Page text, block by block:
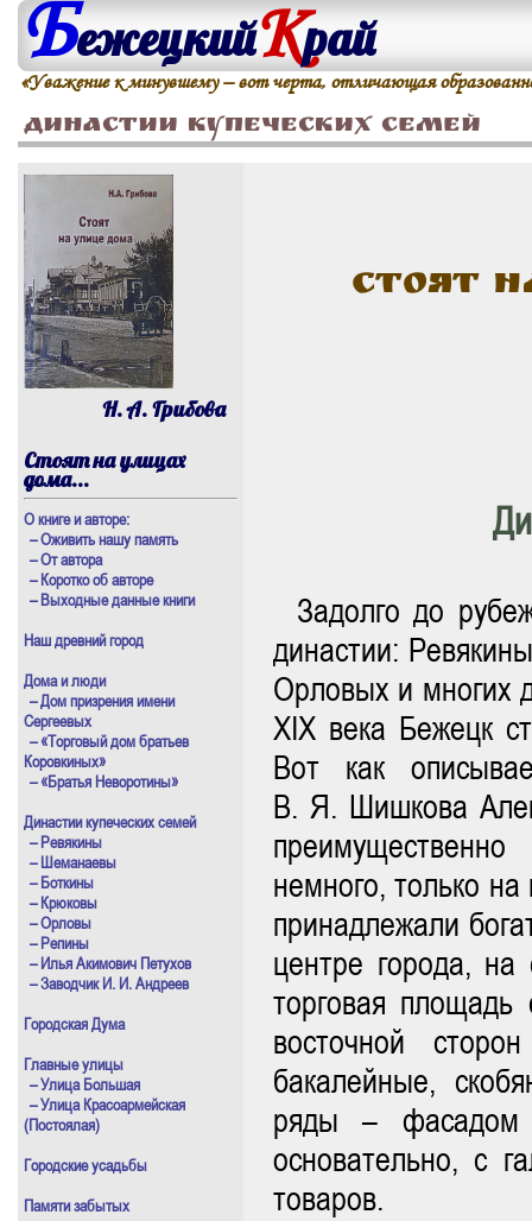
БежецкийКрай
«Уважение к минувшему – вот черта, отличающая
Династии купеческих семей
Н. А. Грибова
Стоят на улицах
дома...
О книге и авторе:
– Оживить нашу память
– От автора
– Коротко об авторе
– Выходные данные книги
Наш древний город
Дома и люди
– Дом призрения имени
Сергеевых
– «Торговый дом братьев
Коровкиных»
– «Братья Неворотины»
Династии купеческих семей
– Ревякины
– Шеманаевы
– Боткины
– Крюковы
– Орловы
– Репины
– Илья Акимович Петухов
– Заводчик И. И. Андреев
Городская Дума
Главные улицы
– Улица Большая
– Улица Красоармейская
(Постоялая)
Городские усадьбы
Памяти забытых
Стоят
Задолго до
династии:
Орловых и многих
XIX века Бежецк
Вот как
В. Я. Шишкова
немного, только
принадлежали
центре города,
торговая
восточной
бакалейные,
ряды – фасадом
основательно, с
товаров.